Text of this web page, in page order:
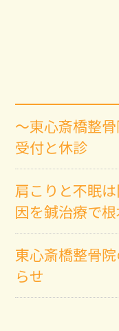
～東心斎橋整
受付と休診
肩こりと不眠
因を鍼治療で
東心斎橋整骨
らせ